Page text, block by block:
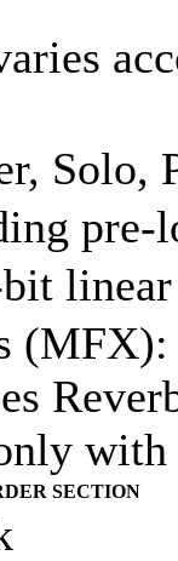
Solo,
pre-
(MFX):
SECTION